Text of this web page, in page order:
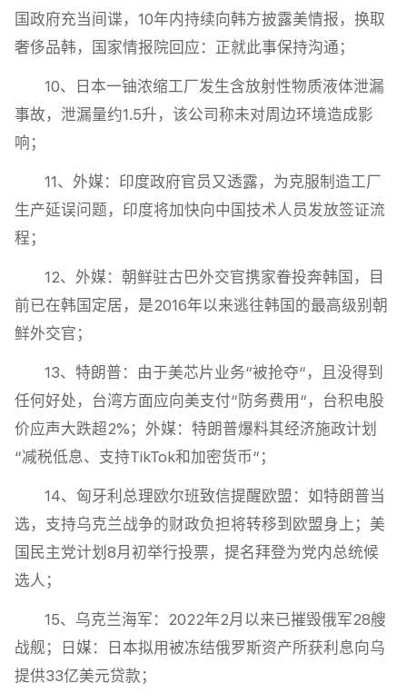
国政府充当间谍，10年内持续向韩方披露美情报，换取
奢侈品韩，国家情报院回应：正就此事保持沟通；
10、日本一铀浓缩工厂发生含放射性物质液体泄漏
事故，泄漏量约1.5升，该公司称未对周边环境造成影
响；
11、外媒：印度政府官员又透露，为克服制造工厂
生产延误问题，印度将加快向中国技术人员发放签证流
程；
12、外媒：朝鲜驻古巴外交官携家眷投奔韩国，目
前已在韩国定居，是2016年以来逃往韩国的最高级别朝
鲜外交官；
13、特朗普：由于美芯片业务“被抢夺“，且没得到
任何好处，台湾方面应向美支付“防务费用“，台积电股
价应声大跌超2%；外媒：特朗普爆料其经济施政计划
“减税低息、支持TikTok和加密货币“；
14、匈牙利总理欧尔班致信提醒欧盟：如特朗普当
选，支持乌克兰战争的财政负担将转移到欧盟身上；美
国民主党计划8月初举行投票，提名拜登为党内总统候
选人；
15、乌克兰海军：2022年2月以来已摧毁俄军28艘
战舰；日媒：日本拟用被冻结俄罗斯资产所获利息向乌
提供33亿美元贷款；